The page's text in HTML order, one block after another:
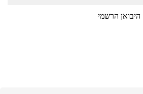
היבואן הרשמי